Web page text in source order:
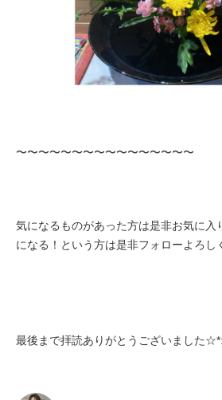
〜〜〜〜〜〜〜〜〜〜〜〜〜〜〜〜
気になるものがあった方は是非お気に入
になる！という方は是非フォローよろ
最後まで拝読ありがとうございました